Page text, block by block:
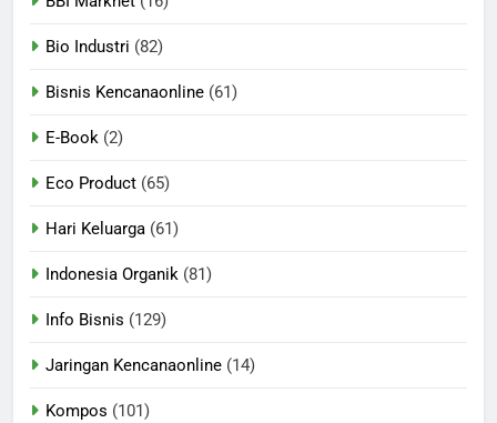
Bio Industri (82)
Bisnis Kencanaonline (61)
E-Book (2)
Eco Product (65)
Hari Keluarga (61)
Indonesia Organik (81)
Info Bisnis (129)
Jaringan Kencanaonline (14)
Kompos (101)